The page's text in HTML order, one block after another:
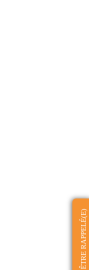
ÊTRE RAPPELÉ(E)